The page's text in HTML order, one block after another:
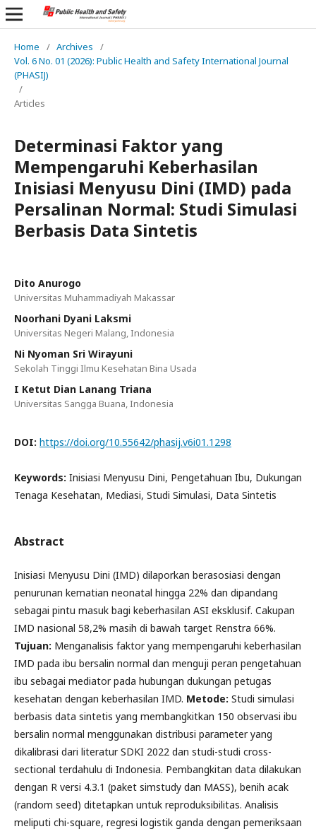
Home / Archives
/
Vol. 6 No. 01 (2026): Public Health and Safety International Journal
(PHASIJ)
/
Articles
Determinasi Faktor yang
Mempengaruhi Keberhasilan
Inisiasi Menyusu Dini (IMD) pada
Persalinan Normal: Studi Simulasi
Berbasis Data Sintetis
Dito Anurogo
Universitas Muhammadiyah Makassar
Noorhani Dyani Laksmi
Universitas Negeri Malang, Indonesia
Ni Nyoman Sri Wirayuni
Sekolah Tinggi Ilmu Kesehatan Bina Usada
I Ketut Dian Lanang Triana
Universitas Sangga Buana, Indonesia
DOI: https://doi.org/10.55642/phasij.v6i01.1298
Keywords: Inisiasi Menyusu Dini, Pengetahuan Ibu, Dukungan
Tenaga Kesehatan, Mediasi, Studi Simulasi, Data Sintetis
Abstract
Inisiasi Menyusu Dini (IMD) dilaporkan berasosiasi dengan
penurunan kematian neonatal hingga 22% dan dipandang
sebagai pintu masuk bagi keberhasilan ASI eksklusif. Cakupan
IMD nasional 58,2% masih di bawah target Renstra 66%.
Tujuan: Menganalisis faktor yang mempengaruhi keberhasilan
IMD pada ibu bersalin normal dan menguji peran pengetahuan
ibu sebagai mediator pada hubungan dukungan petugas
kesehatan dengan keberhasilan IMD. Metode: Studi simulasi
berbasis data sintetis yang membangkitkan 150 observasi ibu
bersalin normal menggunakan distribusi parameter yang
dikalibrasi dari literatur SDKI 2022 dan studi-studi cross-
sectional terdahulu di Indonesia. Pembangkitan data dilakukan
dengan R versi 4.3.1 (paket simstudy dan MASS), benih acak
(random seed) ditetapkan untuk reproduksibilitas. Analisis
meliputi chi-square, regresi logistik ganda dengan pemeriksaan